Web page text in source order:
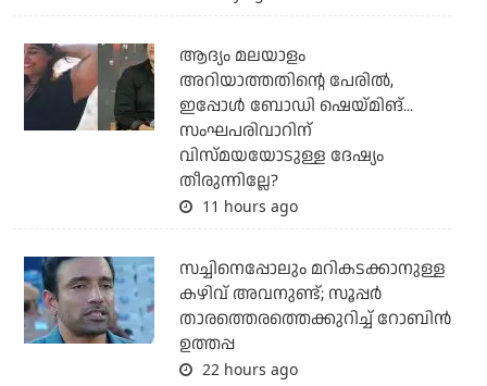
ആദ്യം മലയാളം
അറിയാത്തതിന്റെ പേരില്‍,
ഇപ്പോള്‍ ബോഡി ഷെയ്മിങ്...
സംഘപരിവാറിന്
വിസ്മയയോടുള്ള ദേഷ്യം
തീരുന്നില്ലേ?
11 hours ago
സച്ചിനെപ്പോലും മറികടക്കാനുള്ള
കഴിവ് അവനുണ്ട്; സൂപ്പര്‍
താരത്തെരത്തെക്കുറിച്ച് റോബിന്‍
ഉത്തപ്പ
22 hours ago